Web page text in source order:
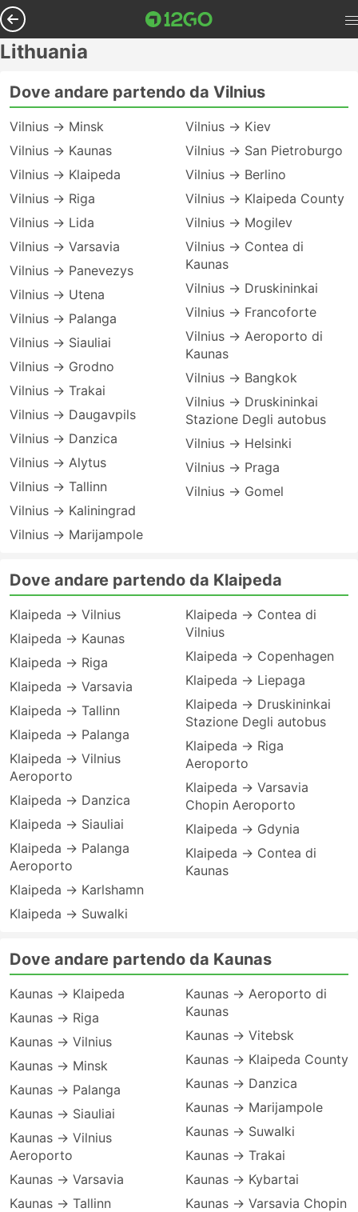
Lithuania
Dove andare partendo da Vilnius
Vilnius → Minsk
Vilnius → Kaunas
Vilnius → Klaipeda
Vilnius → Riga
Vilnius → Lida
Vilnius → Varsavia
Vilnius → Panevezys
Vilnius → Utena
Vilnius → Palanga
Vilnius → Siauliai
Vilnius → Grodno
Vilnius → Trakai
Vilnius → Daugavpils
Vilnius → Danzica
Vilnius → Alytus
Vilnius → Tallinn
Vilnius → Kaliningrad
Vilnius → Marijampole
Vilnius → Kiev
Vilnius → San Pietroburgo
Vilnius → Berlino
Vilnius → Klaipeda County
Vilnius → Mogilev
Vilnius → Contea di
Kaunas
Vilnius → Druskininkai
Vilnius → Francoforte
Vilnius → Aeroporto di
Kaunas
Vilnius → Bangkok
Vilnius → Druskininkai
Stazione Degli autobus
Vilnius → Helsinki
Vilnius → Praga
Vilnius → Gomel
Dove andare partendo da Klaipeda
Klaipeda → Vilnius
Klaipeda → Kaunas
Klaipeda → Riga
Klaipeda → Varsavia
Klaipeda → Tallinn
Klaipeda → Palanga
Klaipeda → Vilnius
Aeroporto
Klaipeda → Danzica
Klaipeda → Siauliai
Klaipeda → Palanga
Aeroporto
Klaipeda → Karlshamn
Klaipeda → Suwalki
Klaipeda → Contea di
Vilnius
Klaipeda → Copenhagen
Klaipeda → Liepaga
Klaipeda → Druskininkai
Stazione Degli autobus
Klaipeda → Riga
Aeroporto
Klaipeda → Varsavia
Chopin Aeroporto
Klaipeda → Gdynia
Klaipeda → Contea di
Kaunas
Dove andare partendo da Kaunas
Kaunas → Klaipeda
Kaunas → Riga
Kaunas → Vilnius
Kaunas → Minsk
Kaunas → Palanga
Kaunas → Siauliai
Kaunas → Vilnius
Aeroporto
Kaunas → Varsavia
Kaunas → Tallinn
Kaunas → Aeroporto di
Kaunas
Kaunas → Vitebsk
Kaunas → Klaipeda County
Kaunas → Danzica
Kaunas → Marijampole
Kaunas → Suwalki
Kaunas → Trakai
Kaunas → Kybartai
Kaunas → Varsavia Chopin